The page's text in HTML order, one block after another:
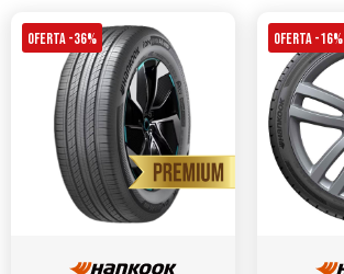
OFERTA -36% OFERTA -16%